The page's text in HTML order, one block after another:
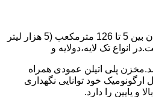
حجم مخزن پلی اتیلن را میتوان بین 5 تا 126 مترمکعب (5 هزار لیتر
پلی اتیلن عمودی همراه
خود توانایی نگهداری